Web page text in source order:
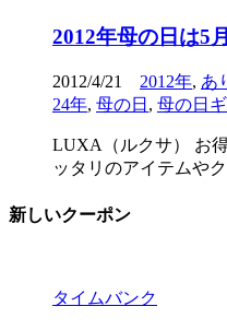
2012年母の日は5
2012/4/21 2012年, あ
24年, 母の日 , 母の日
LUXA（ルクサ） お
ッタリのアイテムや
新しいクーポン
タイムバンク